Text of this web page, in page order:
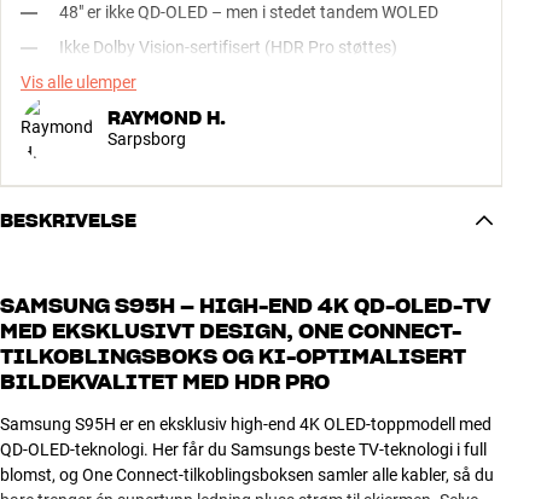
48" er ikke QD-OLED – men i stedet tandem WOLED
Ikke Dolby Vision-sertifisert (HDR Pro støttes)
Vis alle ulemper
RAYMOND H.
Sarpsborg
BESKRIVELSE
SAMSUNG S95H – HIGH-END 4K QD-OLED-TV
MED EKSKLUSIVT DESIGN, ONE CONNECT-
TILKOBLINGSBOKS OG KI-OPTIMALISERT
BILDEKVALITET MED HDR PRO
Samsung S95H er en eksklusiv high-end 4K OLED-toppmodell med
QD-OLED-teknologi. Her får du Samsungs beste TV-teknologi i full
blomst, og One Connect-tilkoblingsboksen samler alle kabler, så du